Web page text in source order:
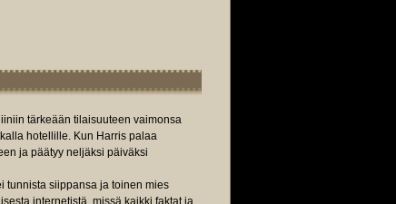
tärkeään tilaisuuteen vaimonsa
hotellille. Kun Harris palaa
ja päätyy neljäksi päiväksi
tunnista siippansa ja toinen mies
internetistä, missä kaikki faktat ja